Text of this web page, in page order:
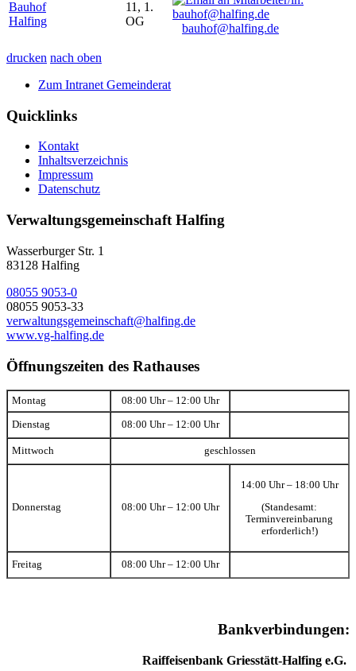
Bauhof
Halfing
11, 1.
OG
bauhof@halfing.de
drucken nach oben
Zum Intranet Gemeinderat
Quicklinks
Kontakt
Inhaltsverzeichnis
Impressum
Datenschutz
Verwaltungsgemeinschaft Halfing
Wasserburger Str. 1
83128 Halfing
08055 9053-0
08055 9053-33
verwaltungsgemeinschaft@halfing.de
www.vg-halfing.de
Öffnungszeiten des Rathauses
Montag 08:00 Uhr – 12:00 Uhr
Dienstag 08:00 Uhr – 12:00 Uhr
Mittwoch geschlossen
Donnerstag 08:00 Uhr – 12:00 Uhr
14:00 Uhr – 18:00 Uhr
(Standesamt:
Terminvereinbarung
erforderlich!)
Freitag 08:00 Uhr – 12:00 Uhr
Bankverbindungen:
Raiffeisenbank Griesstätt-Halfing e.G.